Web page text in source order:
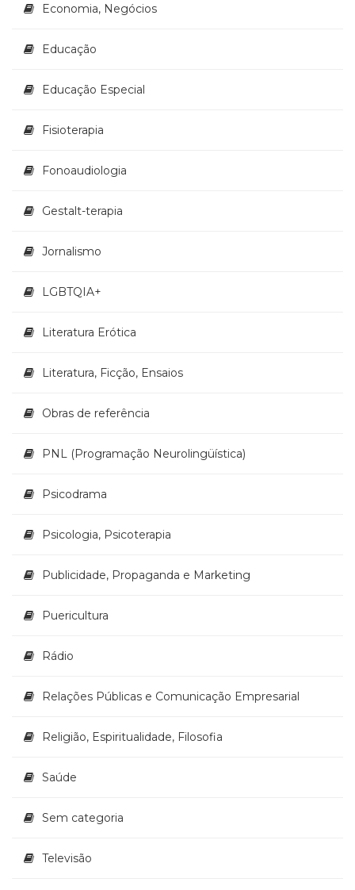
Economia, Negócios
Educação
Educação Especial
Fisioterapia
Fonoaudiologia
Gestalt-terapia
Jornalismo
LGBTQIA+
Literatura Erótica
Literatura, Ficção, Ensaios
Obras de referência
PNL (Programação Neurolingüística)
Psicodrama
Psicologia, Psicoterapia
Publicidade, Propaganda e Marketing
Puericultura
Rádio
Relações Públicas e Comunicação Empresarial
Religião, Espiritualidade, Filosofia
Saúde
Sem categoria
Televisão